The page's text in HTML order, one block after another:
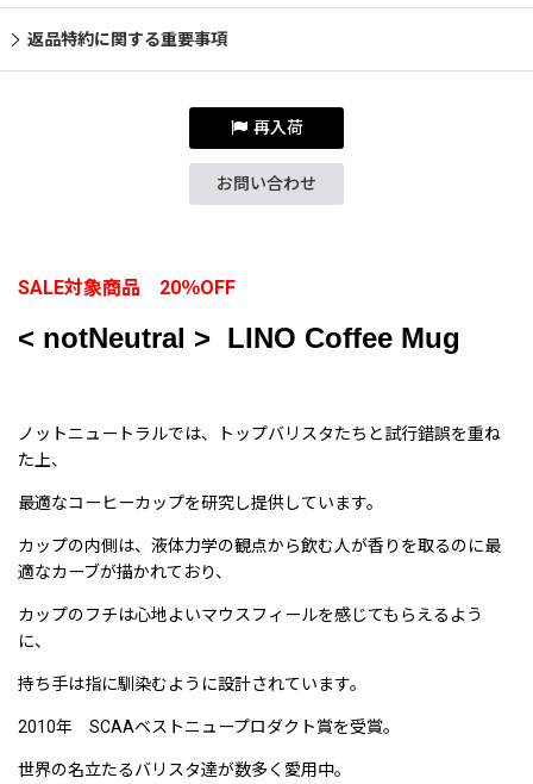
返品特約に関する重要事項
再入荷
お問い合わせ
SALE対象商品 20％OFF
< notNeutral > LINO Coffee Mug
ノットニュートラルでは、トップバリスタたちと試行錯誤を重ね
た上、
最適なコーヒーカップを研究し提供しています。
カップの内側は、液体力学の観点から飲む人が香りを取るのに最
適なカーブが描かれており、
カップのフチは心地よいマウスフィールを感じてもらえるよう
に、
持ち手は指に馴染むように設計されています。
2010年 SCAAベストニュープロダクト賞を受賞。
世界の名立たるバリスタ達が数多く愛用中。